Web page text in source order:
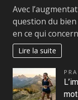
Avec
question du
en ce qui
Lire la suite